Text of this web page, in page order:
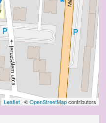
Leaflet | ©OpenStreetMapcontributors